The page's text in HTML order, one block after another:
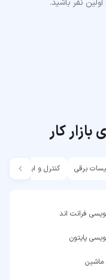
نفر باشید.
بازار کار
برقی کنترل و ابزار دقیق
فرانت اند
پایتون
ماشین